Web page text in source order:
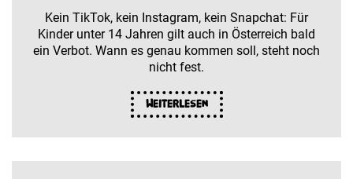
Kein TikTok, kein Instagram, kein Snapchat: Für
Kinder unter 14 Jahren gilt auch in Österreich bald
ein Verbot. Wann es genau kommen soll, steht noch
nicht fest.
Weiterlesen